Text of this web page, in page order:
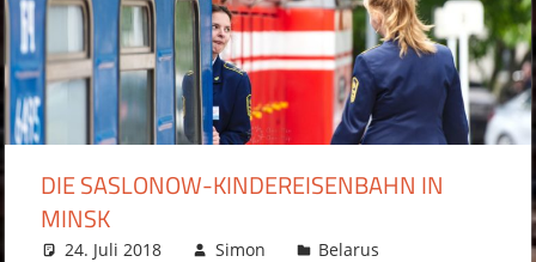
DIE SASLONOW-KINDEREISENBAHN IN
MINSK
24. Juli 2018 Simon
Belarus